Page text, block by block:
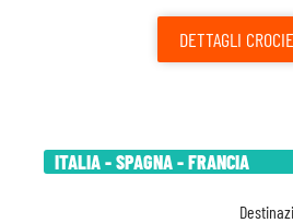
DETTAGLI
ITALIA - SPAGNA - FRANCIA